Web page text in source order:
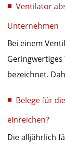
Ventilator
Unternehmen
Bei einem
Geringwertiges
bezeichnet.
Belege für
einreichen?
Die alljährlich